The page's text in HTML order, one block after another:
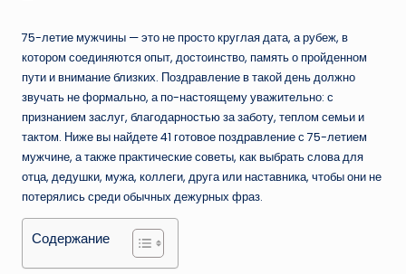
75-летие мужчины — это не просто круглая дата, а рубеж, в
котором соединяются опыт, достоинство, память о пройденном
пути и внимание близких. Поздравление в такой день должно
звучать не формально, а по-настоящему уважительно: с
признанием заслуг, благодарностью за заботу, теплом семьи и
тактом. Ниже вы найдете 41 готовое поздравление с 75-летием
мужчине, а также практические советы, как выбрать слова для
отца, дедушки, мужа, коллеги, друга или наставника, чтобы они не
потерялись среди обычных дежурных фраз.
Содержание